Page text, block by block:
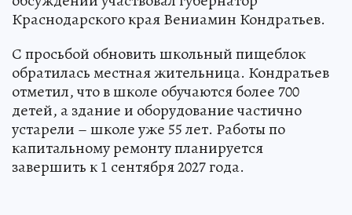
Краснодарского края Вениамин Кондратьев.
С просьбой обновить школьный пищеблок
обратилась местная жительница. Кондратьев
отметил, что в школе обучаются более 700
детей, а здание и оборудование частично
устарели – школе уже 55 лет. Работы по
капитальному ремонту планируется
завершить к 1 сентября 2027 года.